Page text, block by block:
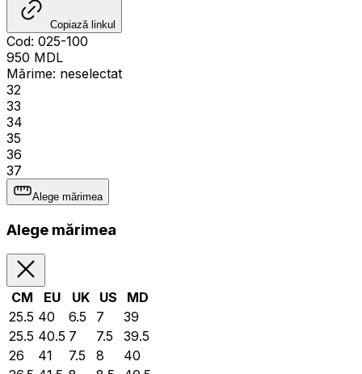
Copiază linkul
Cod: 025-100
950 MDL
Mărime: neselectat
32
33
34
35
36
37
Alege mărimea
Alege mărimea
CM EU UK US
MD
25.5 40 6.5 7
39
25.5 40.5 7 7.5
39.5
26
41 7.5 8
40